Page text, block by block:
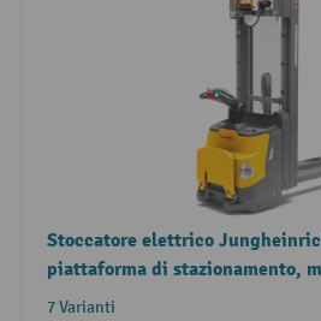
Stoccatore elettrico
piattaforma di stazionamento,
doppio, portata 1.000 kg
7 Varianti